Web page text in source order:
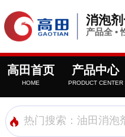
消泡
产品全 •
高田首页
HOME
产品中心
PRODUCT CENTER